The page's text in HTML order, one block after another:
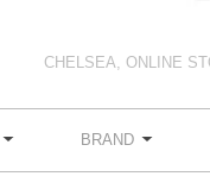
CHELSEA, ONLINE
BRAND